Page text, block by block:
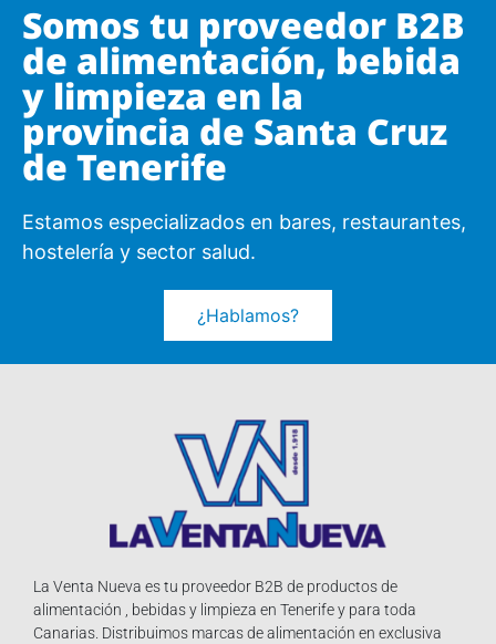
Somos tu proveedor B2B
de alimentación, bebida
y limpieza en la
provincia de Santa Cruz
de Tenerife
Estamos especializados en bares, restaurantes,
hostelería y sector salud.
¿Hablamos?
La Venta Nueva es tu proveedor B2B de productos de
alimentación , bebidas y limpieza en Tenerife y para toda
Canarias. Distribuimos marcas de alimentación en exclusiva